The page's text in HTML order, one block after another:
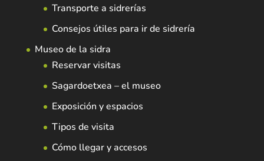
Transporte a sidrerías
Consejos útiles para ir de sidrería
Museo de la sidra
Reservar visitas
Sagardoetxea – el museo
Exposición y espacios
Tipos de visita
Cómo llegar y accesos